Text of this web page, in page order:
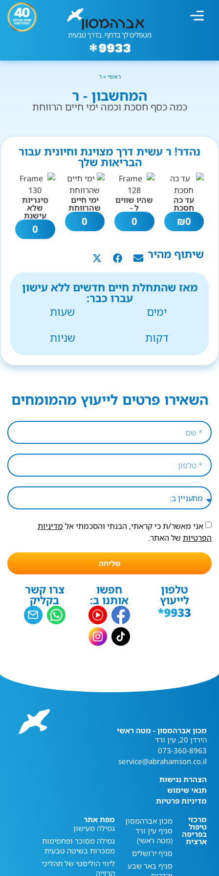
ראשי»ר
המחשבון - ר
כמה כסף חסכת וכמה ימי חיים הרווחת
נהדר! ר עשית דרך מצוינת וחיונית עבור
הבריאות שלך
עד כה
חסכת
0
₪
שהיו שווים
ל -
0
ימי חיים
שהרווחת
0
סיגריות
שלא
עישנת
0
שיתוף מהיר
מאז שהתחלת חיים חדשים ללא עישון
עברו כבר:
ימים
שעות
דקות
שניות
השאירו פרטים לייעוץ מהמומחים
אני מאשר/ת כי קראתי, הבנתי והסכמתי אל מדיניות
הפרטיות של האתר.
שליחה
טלפון
לייעוץ
חפשו
אותנו ב:
צרו קשר
בקליק
מכון אברהמסון - מטה ראשי
הירדן 20, עין ורד
073-360-8963
service@abrahamson.co.il
הצהרת נגישות
תנאי שימוש
מדיניות פרטיות
מרכזי
טיפול
בפריסה
ארצית
מכון אברהמסון
סניף עין ורד
(מטה ראשי)
סניף ירושלים
סניף באר שבע
מפת אתר
גמילה מעישון
גמילה מסוכר ופחמימות
ממכרות בשיטה טבעית
ליווי הוליסטי של תהליכי
הרזייה